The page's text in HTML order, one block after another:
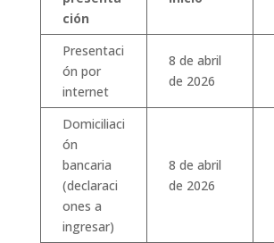
ción
Presentaci
ón por
internet
8 de abril
de 2026
Domiciliaci
ón
bancaria
(declaraci
ones a
ingresar)
8 de abril
de 2026